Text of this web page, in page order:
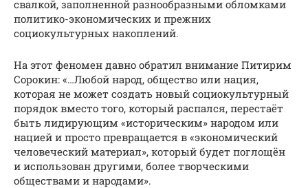
свалкой, заполненной разнообразными обломками
политико-экономических и прежних
социокультурных накоплений.
На этот феномен давно обратил внимание Питирим
Сорокин: «…Любой народ, общество или нация,
которая не может создать новый социокультурный
порядок вместо того, который распался, перестаёт
быть лидирующим «историческим» народом или
нацией и просто превращается в «экономический
человеческий материал», который будет поглощён
и использован другими, более творческими
обществами и народами».